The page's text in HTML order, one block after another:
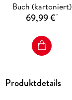
Buch (kartoniert)
69,99 €*
Produktdetails